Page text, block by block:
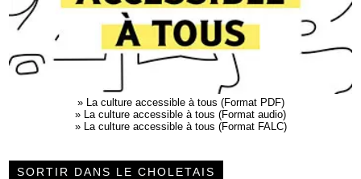
»
La culture accessible à tous (Format PDF)
»
La culture accessible à tous (Format audio)
»
La culture accessible à tous (Format FALC)
SORTIR DANS LE CHOLETAIS